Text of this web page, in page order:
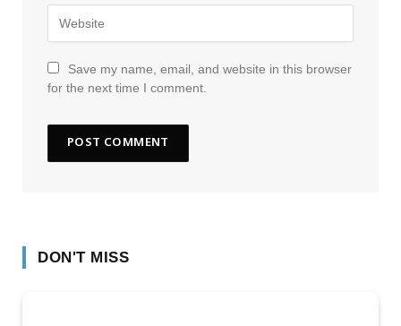
Save my name, email, and website in this browser
for the next time I comment.
DON'T MISS